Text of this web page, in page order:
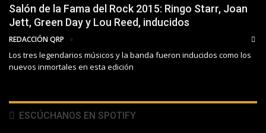
Salón de la Fama del Rock 2015: Ringo Starr, Joan
Jett, Green Day y Lou Reed, inducidos
REDACCIÓN QRP
Los tres legendarios músicos y la banda fueron inducidos como los
nuevos inmortales en esta edición
ESCÚCHANOS EN SPOTIFY